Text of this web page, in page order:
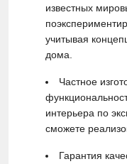
известных
учитывая
дома.
Частное
интерьера по
сможете
Гарантия